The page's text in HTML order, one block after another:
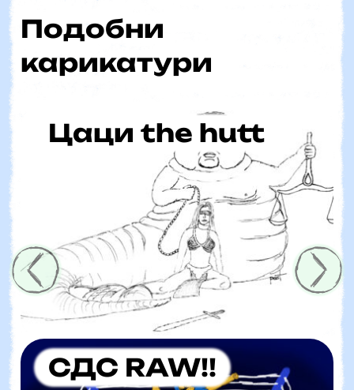
Подобни
карикатури
Цаци the hutt
СДС RAW!!